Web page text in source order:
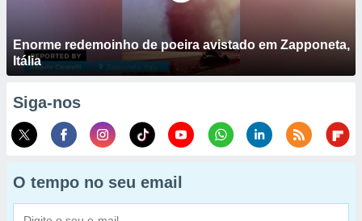
Enorme redemoinho de poeira avistado em Zapponeta,
Itália
Siga-nos
O tempo no seu email